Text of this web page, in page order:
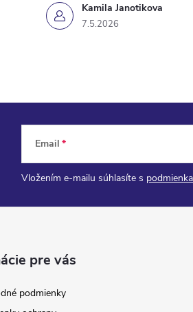
Kamila Janotikova
7.5.2026
Email
Vložením e-mailu súhlasíte s
pre vás
podmienky